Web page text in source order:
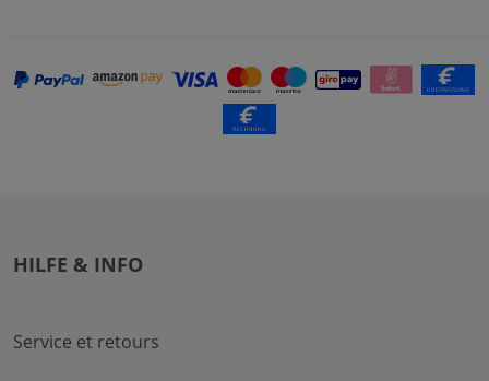
HILFE & INFO
Service et retours